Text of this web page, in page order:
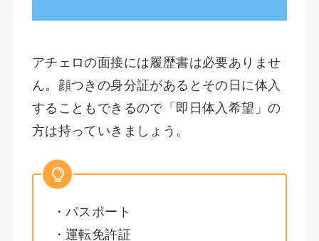
アチェロの面接には履歴書は必要ありませ
ん。顔つきの身分証があるとその日に体入
することもできるので「即日体入希望」の
方は持っていきましょう。
・パスポート
・運転免許証